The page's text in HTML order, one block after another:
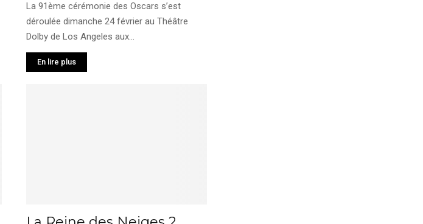
La 91ème cérémonie des Oscars s’est
déroulée dimanche 24 février au Théâtre
Dolby de Los Angeles aux...
En lire plus